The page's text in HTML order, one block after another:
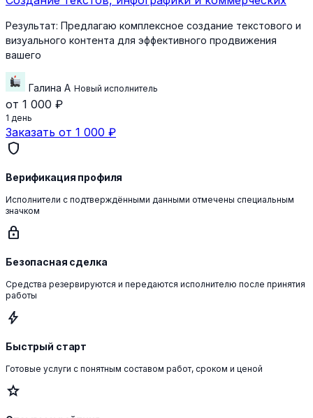
Результат: Предлагаю комплексное создание текстового и
визуального контента для эффективного продвижения
вашего
Галина А Новый исполнитель
от 1 000 ₽
1 день
Заказать от 1 000 ₽
shield
Верификация профиля
Исполнители с подтверждёнными данными отмечены специальным
значком
lock
Безопасная сделка
Средства резервируются и передаются исполнителю после принятия
работы
bolt
Быстрый старт
Готовые услуги с понятным составом работ, сроком и ценой
star